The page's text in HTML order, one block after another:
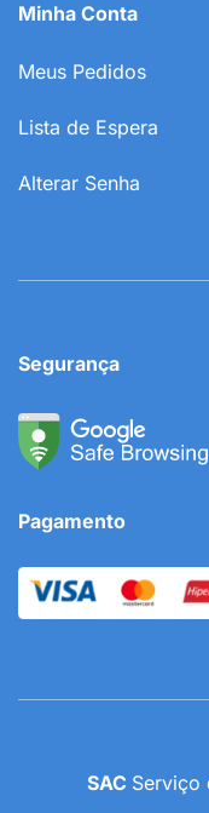
Minha Conta
Meus Pedidos
Lista de Espera
Alterar Senha
Segurança
Pagamento
SAC Serviço